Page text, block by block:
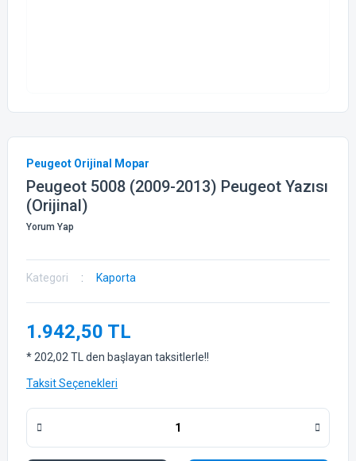
Peugeot Orijinal Mopar
Peugeot 5008 (2009-2013) Peugeot Yazısı
(Orijinal)
Yorum Yap
Kategori Kaporta
1.942,50 TL
* 202,02 TL den başlayan taksitlerle!!
Taksit Seçenekleri